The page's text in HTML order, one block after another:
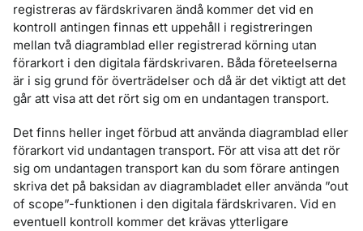
registreras av färdskrivaren ändå kommer det vid en
kontroll antingen finnas ett uppehåll i registreringen
mellan två diagramblad eller registrerad körning utan
förarkort i den digitala färdskrivaren. Båda företeelserna
är i sig grund för överträdelser och då är det viktigt att det
går att visa att det rört sig om en undantagen transport.
Det finns heller inget förbud att använda diagramblad eller
förarkort vid undantagen transport. För att visa att det rör
sig om undantagen transport kan du som förare antingen
skriva det på baksidan av diagrambladet eller använda ”out
of scope”-funktionen i den digitala färdskrivaren. Vid en
eventuell kontroll kommer det krävas ytterligare